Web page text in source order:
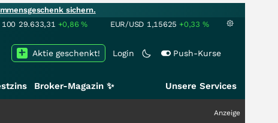
sichern.
100 29.633,31 +0,86% EUR/USD 1,15625 +0,33 %
Login Push-Kurse
Aktie geschenkt!
Broker-Magazin ✨ Unsere Services
Anzeige